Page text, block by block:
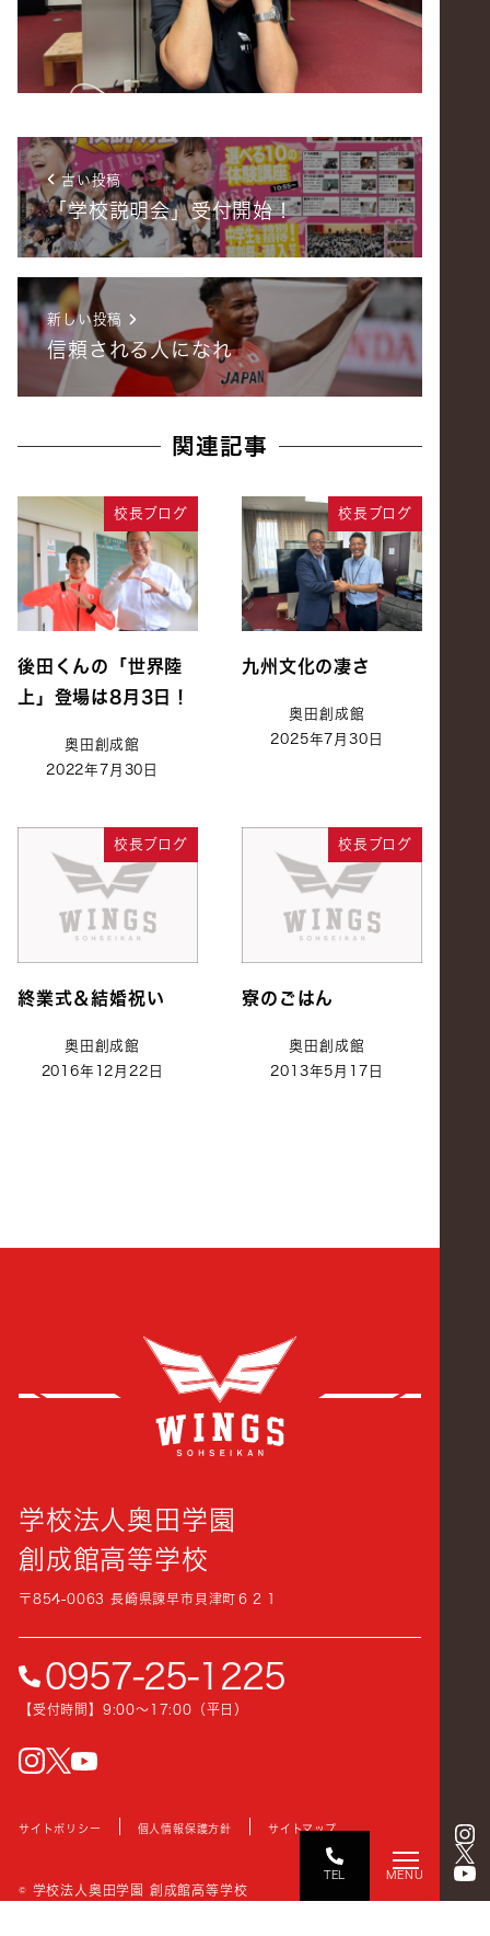
MENU
TEL
古い投稿
「学校説明会」受付開始！
新しい投稿
信頼される人になれ
関連記事
校長ブログ
後田くんの「世界陸
上」登場は8月3日！
奥田創成館
2022年7月30日
校長ブログ
九州文化の凄さ
奥田創成館
2025年7月30日
校長ブログ
終業式＆結婚祝い
奥田創成館
2016年12月22日
校長ブログ
寮のごはん
奥田創成館
2013年5月17日
学校法人奥田学園
創成館高等学校
〒854-0063 長崎県諫早市貝津町６２１
0957-25-1225
【受付時間】9:00〜17:00（平日）
instagram
サイトポリシー 個人情報保護方針 サイトマップ
© 学校法人奥田学園 創成館高等学校